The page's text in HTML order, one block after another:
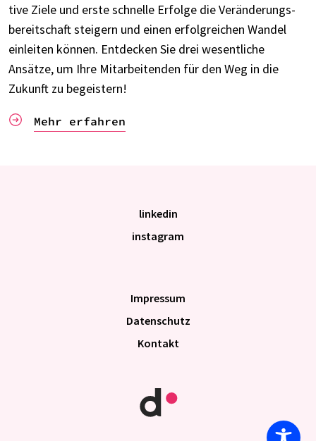
tive Ziele und erste schnelle Erfolge die Verän­de­rungs­
be­reit­schaft stei­gern und einen erfolg­rei­chen Wandel
einlei­ten können. Entde­cken Sie drei wesent­li­che
Ansätze, um Ihre Mitar­bei­ten­den für den Weg in die
Zukunft zu begeis­tern!
Mehr erfah­ren
Impres­sum
Daten­schutz
Kontakt
linkedin
instagram